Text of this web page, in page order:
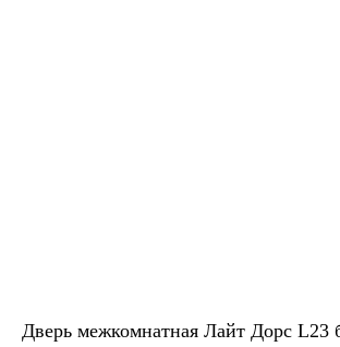
Дверь межкомнатная Лайт Дорс L23